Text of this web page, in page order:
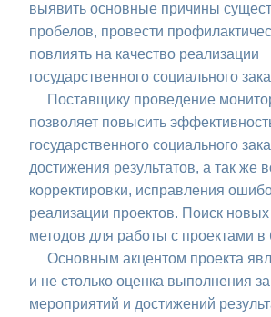
выявить основные причины
пробелов, провести
повлиять на качество реализации
государственного социального
Поставщику проведение
позволяет повысить
государственного социального
достижения результатов, а так же
корректировки, исправления
реализации проектов. Поиск
методов для работы с проектами
Основным акцентом проекта
и не столько оценка выполнения
мероприятий и достижений